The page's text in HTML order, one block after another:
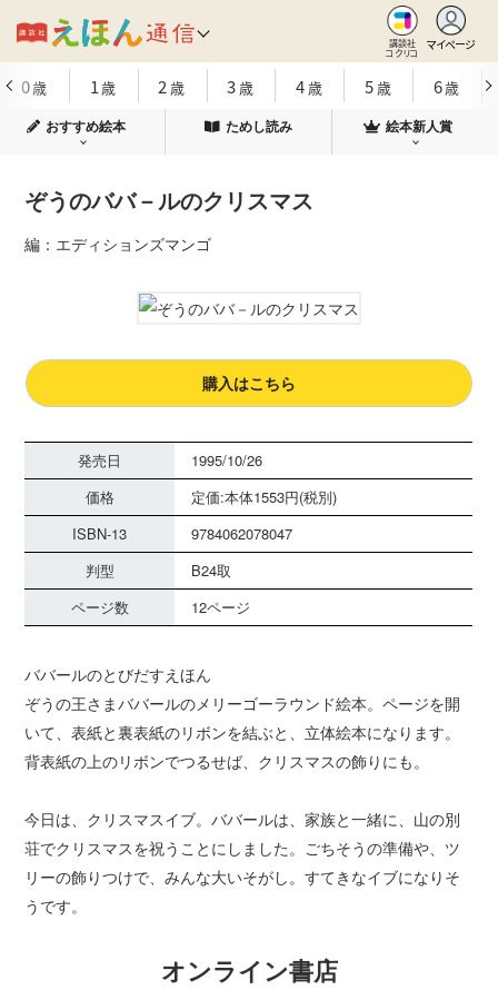
講談社
コクリコ
マイページ
0歳 1歳 2 歳 3歳 4歳 5歳 6歳
おすすめ絵本 ためし読み 絵本新人賞
ぞうのババ－ルのクリスマス
編：エディションズマンゴ
購入はこちら
発売日
1995/10/26
価格
定価:本体1553円(税別)
ISBN-13
9784062078047
判型
B24取
ページ数
12ページ
ババールのとびだすえほん
ぞうの王さまババールのメリーゴーラウンド絵本。ページを開
いて、表紙と裏表紙のリボンを結ぶと、立体絵本になります。
背表紙の上のリボンでつるせば、クリスマスの飾りにも。
今日は、クリスマスイブ。ババールは、家族と一緒に、山の別
荘でクリスマスを祝うことにしました。ごちそうの準備や、ツ
リーの飾りつけで、みんな大いそがし。すてきなイブになりそ
うです。
オンライン書店